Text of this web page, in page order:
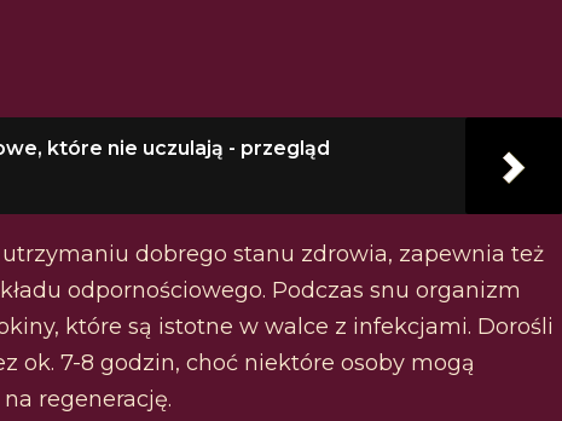
które nie uczulają - przegląd
dobrego stanu zdrowia, zapewnia też
odpornościowego. Podczas snu organizm
które są istotne w walce z infekcjami. Dorośli
ok. 7-8 godzin, choć niektóre osoby mogą
regenerację.